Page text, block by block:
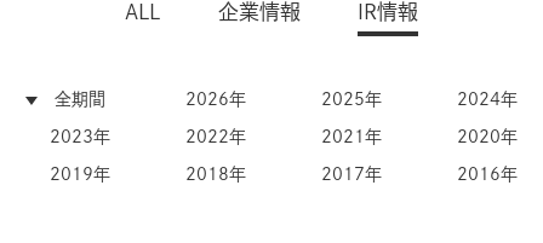
ALL 企業情報 IR情報
全期間 2026年 2025年 2024年
2023年 2022年 2021年 2020年
2019年 2018年 2017年 2016年